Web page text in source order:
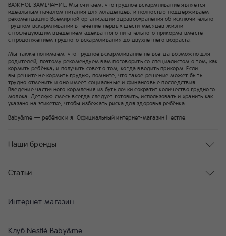
ВАЖНОЕ ЗАМЕЧАНИЕ. Мы считаем, что грудное вскармливание является
идеальным началом питания для младенцев, и полностью поддерживаем
рекомендацию Всемирной организации здравоохранения об исключительно
грудном вскармливании в течение первых шести месяцев жизни
с последующим введением адекватного питательного прикорма вместе
с продолжением грудного вскармливания до двухлетнего возраста.
Мы также понимаем, что грудное вскармливание не всегда возможно для
родителей, поэтому рекомендуем вам поговорить со специалистом о том, как
кормить ребёнка, и получить совет о том, когда вводить прикорм. Если
вы решите не кормить грудью, помните, что такое решение может быть
трудно отменить и оно имеет социальные и финансовые последствия.
Введение частичного кормления из бутылочки сократит количество грудного
молока. Детскую смесь всегда следует готовить, использовать и хранить как
указано на этикетке, чтобы избежать риска для здоровья ребёнка.
Baby&me — ребёнок и я. Официальный интернет-магазин Нестле.
Наши бренды
Статьи
Интернет-магазин
Клуб Nestlé Baby&me